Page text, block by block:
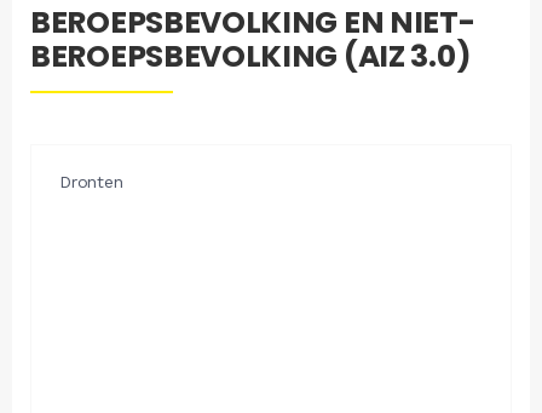
BEROEPSBEVOLKING EN NIET-
BEROEPSBEVOLKING (AIZ 3.0)